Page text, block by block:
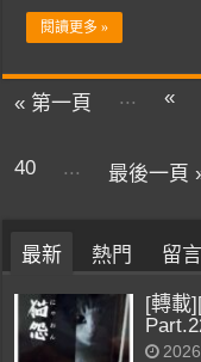
閱讀更多 »
« 第一頁 ... «
40
... 最後一頁
最新 熱門 留言
[轉載